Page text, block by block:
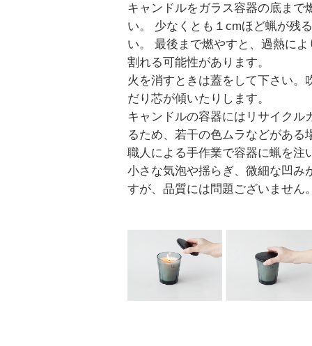
キャンドルをガラス容器の底まで
い。 少なくとも１cmほど蝋が残
い。 最後まで燃やすと、過熱に
割れる可能性があります。
火を消すときは蓋をして下さい。
だり芯が傾いたりします。
キャンドルの容器にはリサイクル
るため、若干の色ムラなどがある
職人による手作業で容器に蝋を注
小さな気泡や揺らぎ、微細な凹み
すが、品質には問題ございません